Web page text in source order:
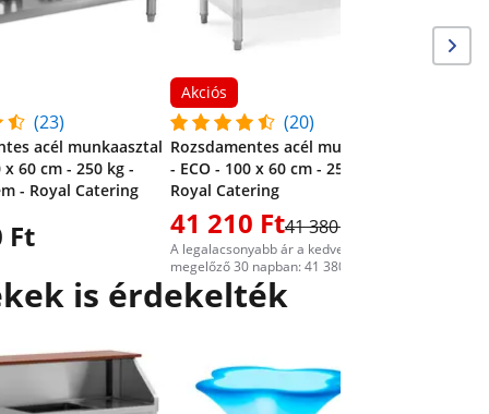
(23)
acél munkaasztal
x 60 cm - 250 kg -
- Royal Catering
Ft
Akciós
(20)
Rozsdamentes acél munkaasztal
- ECO - 100 x 60 cm - 250 kg -
Royal Catering
41 210 Ft41 380 Ft
A legalacsonyabb ár a kedvezményt
megelőző 30 napban: 41 380 Ft
is érdekelték